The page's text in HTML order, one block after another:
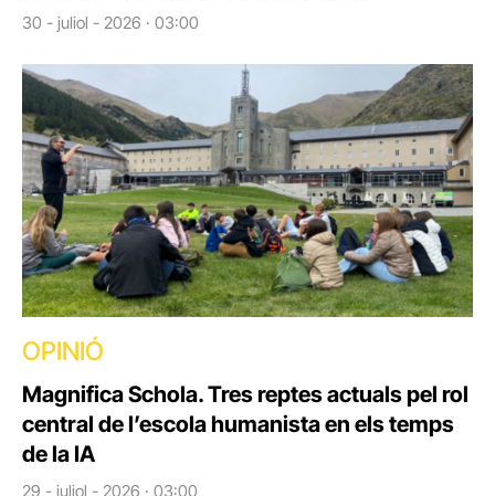
30 - juliol - 2026 · 03:00
OPINIÓ
Magnifica Schola. Tres reptes actuals pel rol
central de l’escola humanista en els temps
de la IA
29 - juliol - 2026 · 03:00